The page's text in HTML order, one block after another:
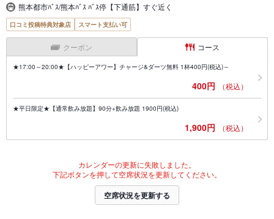
熊本都市ﾊﾞｽ/熊本ﾊﾞｽ ﾊﾞｽ停【下通筋】すぐ近く
口コミ投稿特典対象店 スマート支払い可
クーポン コース
★17:00～20:00★【ハッピーアワー】チャージ&ダーツ無料 1杯400円(税込)～
400円 （税込）
★平日限定★【通常飲み放題】90分+飲み放題 1900円(税込)
1,900円 （税込）
カレンダーの更新に失敗しました。
下記ボタンを押して空席状況を更新してください。
空席状況を更新する